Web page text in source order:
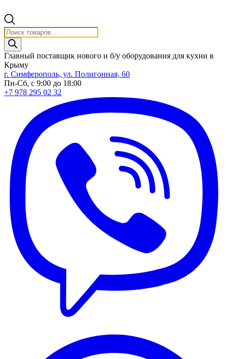
Поиск
товаров
Главный поставщик нового и б/у оборудования для кухни в
Крыму
г. Симферополь, ул. Полигонная, 60
Пн-Сб, с 9:00 до 18:00
+7 978 295 02 32